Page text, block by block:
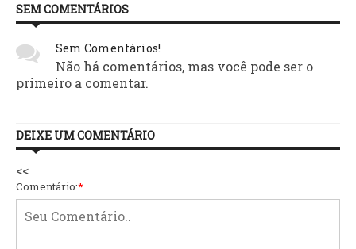
SEM COMENTÁRIOS
Sem Comentários!
Não há comentários, mas você pode ser o
primeiro a comentar.
DEIXE UM COMENTÁRIO
<<
Comentário:*